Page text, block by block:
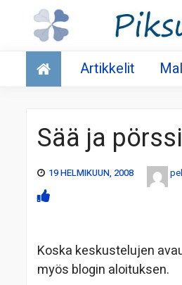
Talous
Artikkelit
Sää ja
19 HELMIKUUN, 2008
Koska keskustelujen
myös blogin aloituksen.